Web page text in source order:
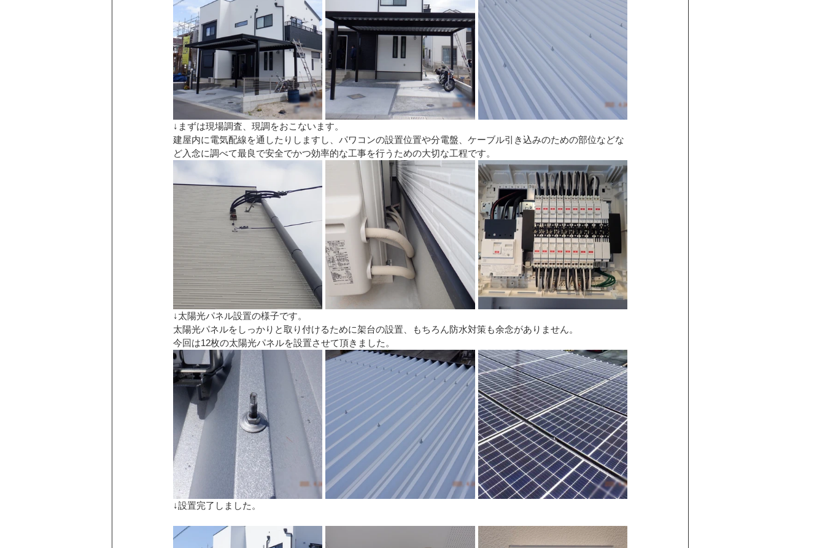
↓まずは現場調査、現調をおこないます。
建屋内に電気配線を通したりしますし、パワコンの設置位置や分電盤、ケーブル引き込みのための部位などな
ど入念に調べて最良で安全でかつ効率的な工事を行うための大切な工程です。
↓太陽光パネル設置の様子です。
太陽光パネルをしっかりと取り付けるために架台の設置、もちろん防水対策も余念がありません。
今回は12枚の太陽光パネルを設置させて頂きました。
↓設置完了しました。